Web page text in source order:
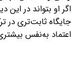
اگر او بتواند در این
جایگاه ثابت‌تری در
اعتماد به‌نفس